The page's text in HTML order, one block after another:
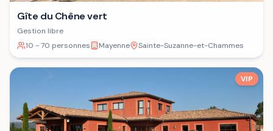
Gîte du Chêne vert
Gestion libre
10 - 70 personnes
Mayenne Sainte-Suzanne-et-Chammes
VIP